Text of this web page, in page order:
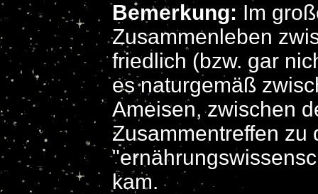
Bemerkung:Im
Zusammenleben
friedlich (bzw. gar
es naturgemäß
Ameisen, zwischen
Zusammentreffen zu
kam.